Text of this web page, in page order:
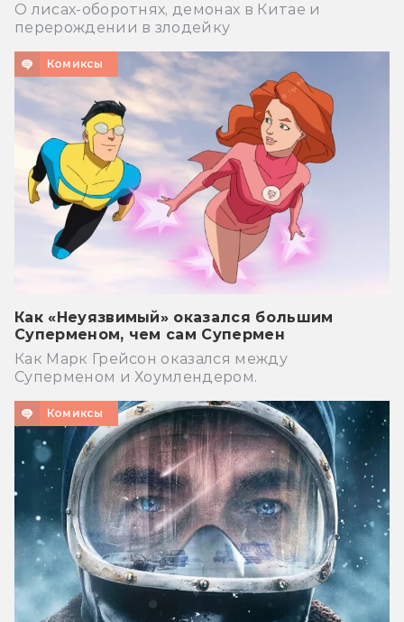
О лисах-оборотнях, демонах в Китае и
перерождении в злодейку
Комиксы
Как «Неуязвимый» оказался большим
Суперменом, чем сам Супермен
Как Марк Грейсон оказался между
Суперменом и Хоумлендером.
Комиксы